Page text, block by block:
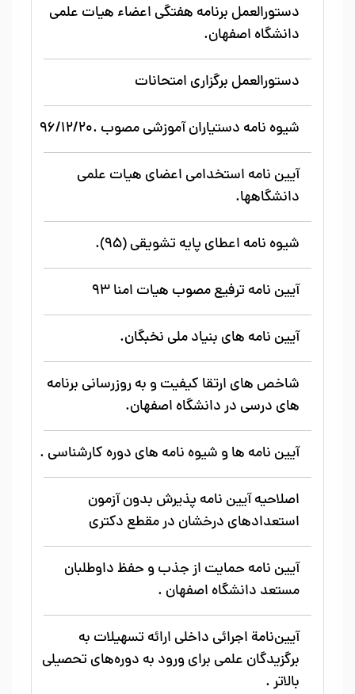
دستورالعمل برنامه هفتگی اعضاء هیات علمی
دانشگاه اصفهان.
دستورالعمل برگزاری امتحانات
شیوه نامه دستیاران آموزشی مصوب .۹۶/۱۲/۲۰
آیین نامه استخدامی اعضای هیات علمی
دانشگاهها.
شیوه نامه اعطای پایه تشویقی (۹۵).
آیین نامه ترفیع مصوب هیات امنا ۹۳
آیین نامه های بنیاد ملی نخبگان.
شاخص های ارتقا کیفیت و به روزرسانی برنامه
های درسی در دانشگاه اصفهان.
آیین نامه ها و شیوه نامه های دوره کارشناسی .
اصلاحیه آیین نامه پذیرش بدون آزمون
استعدادهای درخشان در مقطع دکتری
آیین نامه حمایت از جذب و حفظ داوطلبان
مستعد دانشگاه اصفهان .
آیین‌نامة اجرائی داخلی ارائه تسهیلات به
برگزیدگان علمی برای ورود به دوره‌های تحصیلی
بالاتر .